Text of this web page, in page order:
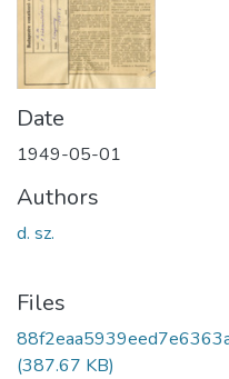
Date
1949-05-01
Authors
d. sz.
Files
(387.67 KB)